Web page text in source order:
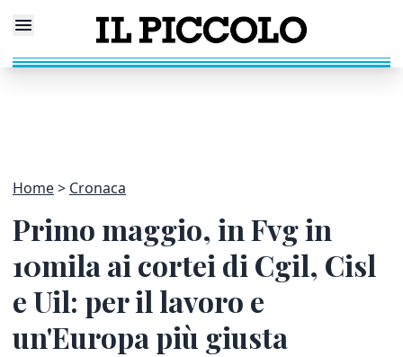
Home Cronaca
Primo maggio, in Fvg in
10mila ai cortei di Cgil, Cisl
e Uil: per il lavoro e
un'Europa più giusta